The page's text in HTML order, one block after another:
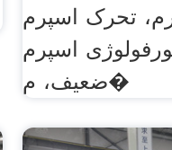
تحرک اسپرم
اسپرم
ضعیف، م�